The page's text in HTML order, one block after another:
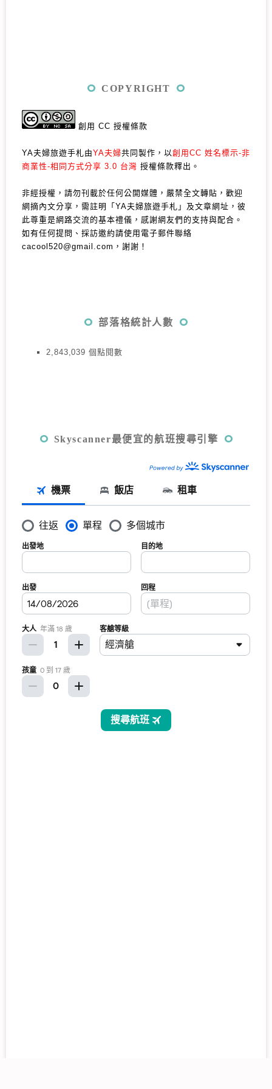
COPYRIGHT
創用 CC 授權條款
YA夫婦旅遊手札由YA夫婦共同製作，以 創用CC 姓名標示-非
商業性-相同方式分享 3.0 台灣 授權條款釋出。
非經授權，請勿刊載於任何公開媒體，嚴禁全文轉貼，歡迎
網摘內文分享，需註明「YA夫婦旅遊手札」及文章網址，彼
此尊重是網路交流的基本禮儀，感謝網友們的支持與配合。
如有任何提問、採訪邀約請使用電子郵件聯絡
cacool520@gmail.com，謝謝！
部落格統計人數
2,843,039 個點閱數
Skyscanner最便宜的航班搜尋引擎